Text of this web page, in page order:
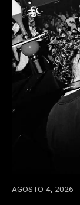
AGOSTO 4, 2026